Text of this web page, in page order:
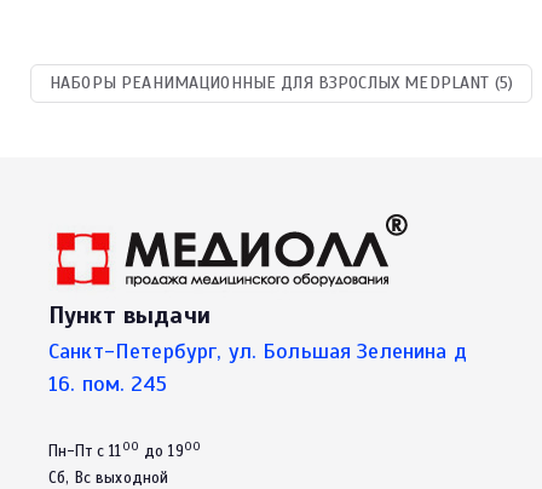
НАБОРЫ РЕАНИМАЦИОННЫЕ ДЛЯ ВЗРОСЛЫХ MEDPLANT (5)
Пункт выдачи
Санкт-Петербург, ул. Большая Зеленина д
16. пом. 245
Пн-Пт с 1100 до 1900
Сб, Вс выходной